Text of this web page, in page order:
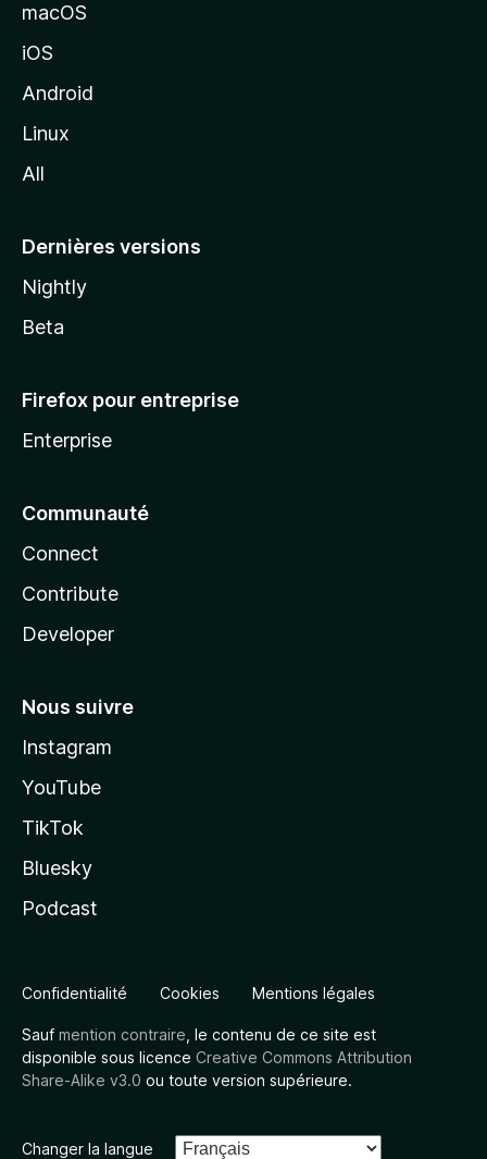
o
z
l
macOS
iOS
Android
Linux
All
Dernières versions
Nightly
Beta
Firefox pour entreprise
Enterprise
Communauté
Connect
Contribute
Developer
Nous suivre
Instagram
YouTube
TikTok
Bluesky
Podcast
Confidentialité Cookies Mentions légales
Sauf mention contraire , le contenu de ce site est
disponible sous licence Creative Commons Attribution
Share-Alike v3.0 ou toute version supérieure.
Changer la langue